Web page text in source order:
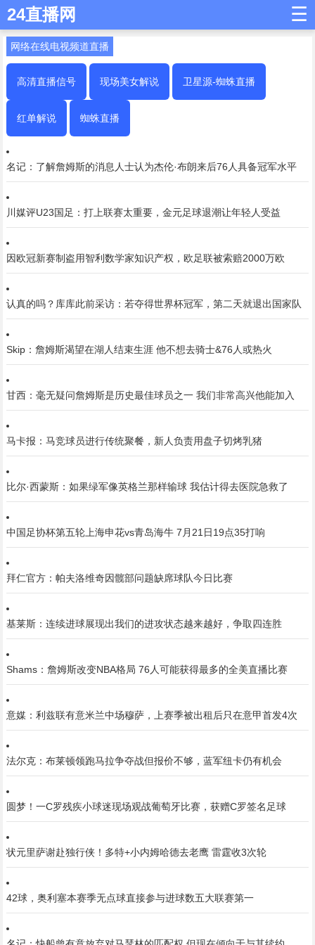
24直播网 ☰
网络在线电视频道直播
高清直播信号 现场美女解说 卫星源-蜘蛛直播
红单解说 蜘蛛直播
名记：了解詹姆斯的消息人士认为杰伦·布朗来后76人具备冠军水平
川媒评U23国足：打上联赛太重要，金元足球退潮让年轻人受益
因欧冠新赛制盗用智利数学家知识产权，欧足联被索赔2000万欧
认真的吗？库库此前采访：若夺得世界杯冠军，第二天就退出国家队
Skip：詹姆斯渴望在湖人结束生涯 他不想去骑士&76人或热火
甘西：毫无疑问詹姆斯是历史最佳球员之一 我们非常高兴他能加入
马卡报：马竞球员进行传统聚餐，新人负责用盘子切烤乳猪
比尔·西蒙斯：如果绿军像英格兰那样输球 我估计得去医院急救了
中国足协杯第五轮上海申花vs青岛海牛 7月21日19点35打响
拜仁官方：帕夫洛维奇因髋部问题缺席球队今日比赛
基莱斯：连续进球展现出我们的进攻状态越来越好，争取四连胜
Shams：詹姆斯改变NBA格局 76人可能获得最多的全美直播比赛
意媒：利兹联有意米兰中场穆萨，上赛季被出租后只在意甲首发4次
法尔克：布莱顿领跑马拉争夺战但报价不够，蓝军纽卡仍有机会
圆梦！一C罗残疾小球迷现场观战葡萄牙比赛，获赠C罗签名足球
状元里萨谢赴独行侠！多特+小内姆哈德去老鹰 雷霆收3次轮
42球，奥利塞本赛季无点球直接参与进球数五大联赛第一